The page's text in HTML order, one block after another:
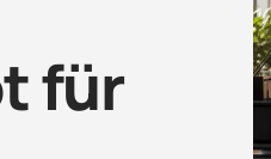
für